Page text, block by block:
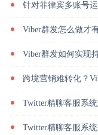
针对菲律宾多账号运
Viber群发怎么做才
Viber群发如何实现
跨境营销难转化？
Twitter精聊客服系
Twitter精聊客服系